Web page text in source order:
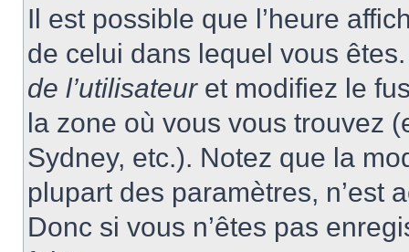
Il est possible que l’heure
de celui dans lequel vous
de l’utilisateuret modifiez le
la zone où vous vous trouvez
Sydney, etc.). Notez que la
plupart des paramètres, n’est
Donc si vous n’êtes pas